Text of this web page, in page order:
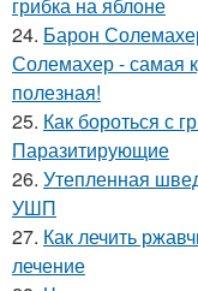
24. Барон
Солемахер - самая
полезная!
25. Как бороться с
Паразитирующие
26. Утепленная
УШП
27. Как лечить
лечение